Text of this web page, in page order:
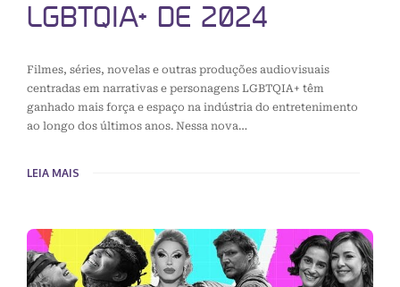
LGBTQIA+ DE 2024
Filmes, séries, novelas e outras produções audiovisuais
centradas em narrativas e personagens LGBTQIA+ têm
ganhado mais força e espaço na indústria do entretenimento
ao longo dos últimos anos. Nessa nova…
LEIA MAIS